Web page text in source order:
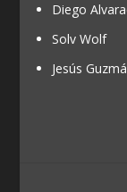
Diego
Solv Wolf
Jesús